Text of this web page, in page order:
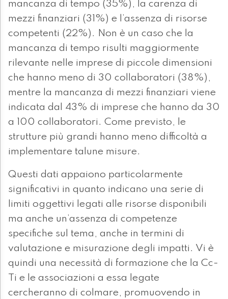
mancanza di tempo (35%), la carenza di
mezzi finanziari (31%) e l’assenza di risorse
competenti (22%). Non è un caso che la
mancanza di tempo risulti maggiormente
rilevante nelle imprese di piccole dimensioni
che hanno meno di 30 collaboratori (38%),
mentre la mancanza di mezzi finanziari viene
indicata dal 43% di imprese che hanno da 30
a 100 collaboratori. Come previsto, le
strutture più grandi hanno meno difficoltà a
implementare talune misure.
Questi dati appaiono particolarmente
significativi in quanto indicano una serie di
limiti oggettivi legati alle risorse disponibili
ma anche un’assenza di competenze
specifiche sul tema, anche in termini di
valutazione e misurazione degli impatti. Vi è
quindi una necessità di formazione che la Cc-
Ti e le associazioni a essa legate
cercheranno di colmare, promuovendo in